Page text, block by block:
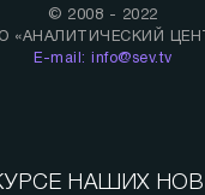
© 2008 - 2022
«АНАЛИТИЧЕСКИЙ
E-mail: info@sev.tv
НАШИХ